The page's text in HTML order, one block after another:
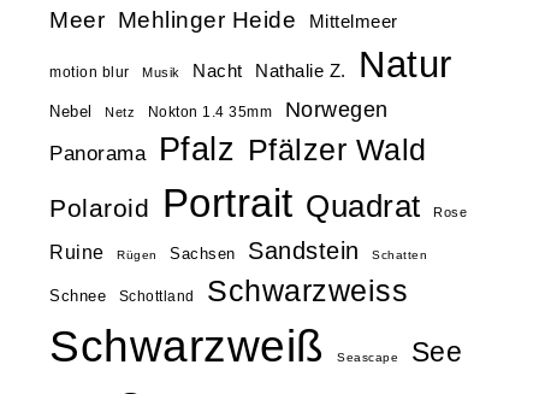
Meer Mehlinger Heide Mittelmeer
motion blur Musik Nacht Nathalie Z. Natur
Nebel Netz Nokton 1.4 35mm Norwegen
Panorama Pfalz Pfälzer Wald
Polaroid Portrait Quadrat Rose
Ruine Rügen Sachsen Sandstein Schatten
Schnee Schottland Schwarzweiss
Schwarzweiß Seascape See